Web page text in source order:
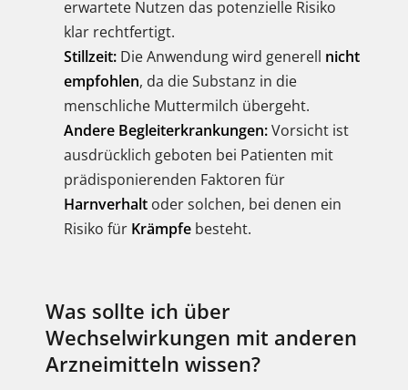
erwartete Nutzen das potenzielle Risiko
klar rechtfertigt.
Stillzeit: Die Anwendung wird generell nicht
empfohlen, da die Substanz in die
menschliche Muttermilch übergeht.
Andere Begleiterkrankungen:Vorsicht ist
ausdrücklich geboten bei Patienten mit
prädisponierenden Faktoren für
Harnverhalt oder solchen, bei denen ein
Risiko für Krämpfe besteht.
Was sollte ich über
Wechselwirkungen mit anderen
Arzneimitteln wissen?